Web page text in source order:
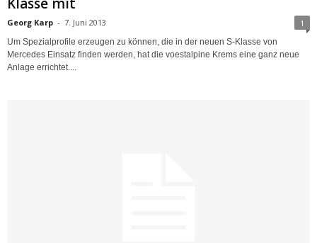
Georg Karp - 7. Juni 2013 1
Um Spezialprofile erzeugen zu können, die in der neuen S-Klasse von
Mercedes Einsatz finden werden, hat die voestalpine Krems eine ganz neue
Anlage errichtet....